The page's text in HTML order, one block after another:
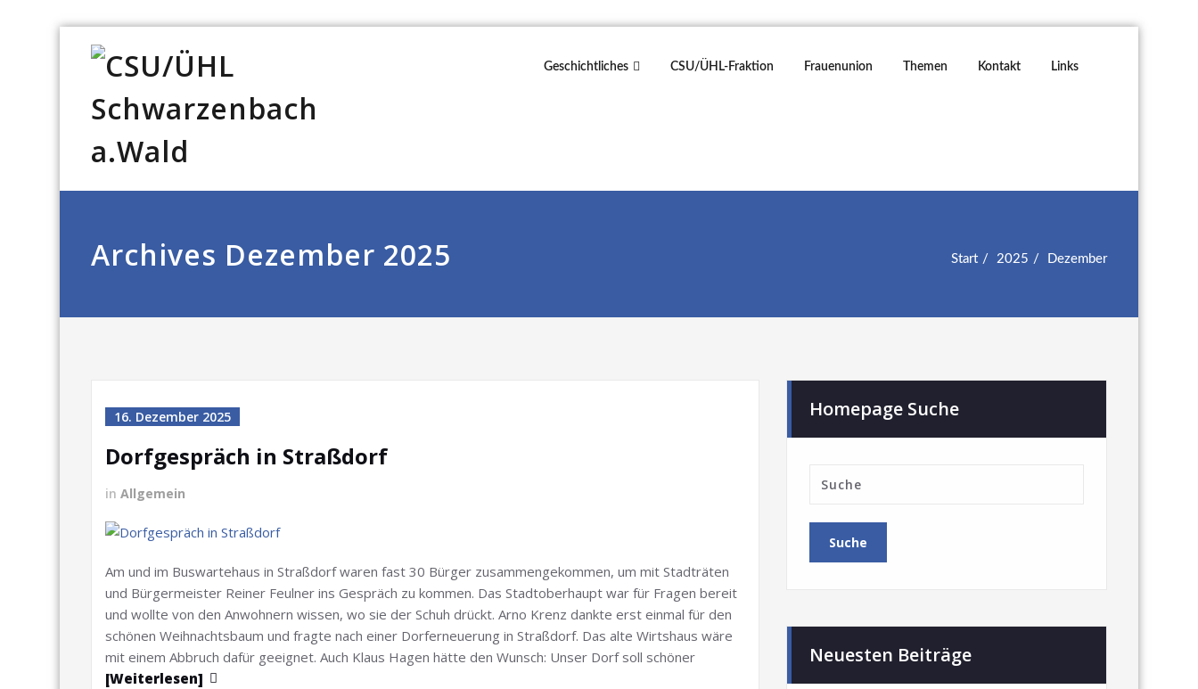
Geschichtliches CSU/ÜHL-Fraktion Frauenunion Themen Kontakt Links
Archives Dezember 2025 Start 2025 Dezember
16. Dezember 2025
Dorfgespräch in Straßdorf
in Allgemein
Am und im Buswartehaus in Straßdorf waren fast 30 Bürger zusammengekommen, um mit Stadträten
und Bürgermeister Reiner Feulner ins Gespräch zu kommen. Das Stadtoberhaupt war für Fragen bereit
und wollte von den Anwohnern wissen, wo sie der Schuh drückt. Arno Krenz dankte erst einmal für den
schönen Weihnachtsbaum und fragte nach einer Dorferneuerung in Straßdorf. Das alte Wirtshaus wäre
mit einem Abbruch dafür geeignet. Auch Klaus Hagen hätte den Wunsch: Unser Dorf soll schöner
[Weiterlesen]
Homepage Suche
Neuesten Beiträge